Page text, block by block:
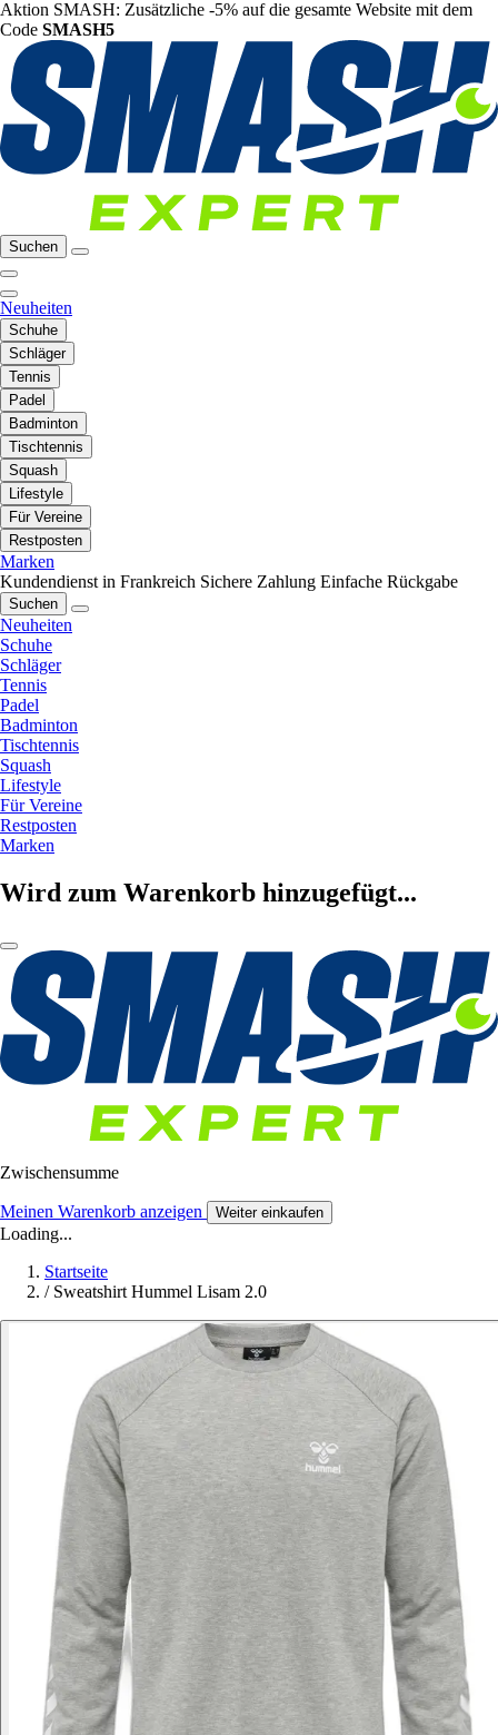
Aktion SMASH: Zusätzliche -5% auf die gesamte Website mit dem
Code SMASH5
Suchen
Neuheiten
Schuhe
Schläger
Tennis
Padel
Badminton
Tischtennis
Squash
Lifestyle
Für Vereine
Restposten
Marken
Kundendienst in Frankreich Sichere Zahlung Einfache Rückgabe
Suchen
Neuheiten
Schuhe
Schläger
Tennis
Padel
Badminton
Tischtennis
Squash
Lifestyle
Für Vereine
Restposten
Marken
Wird zum Warenkorb hinzugefügt...
Zwischensumme
Meinen Warenkorb anzeigen Weiter einkaufen
Loading...
Startseite
/ Sweatshirt Hummel Lisam 2.0